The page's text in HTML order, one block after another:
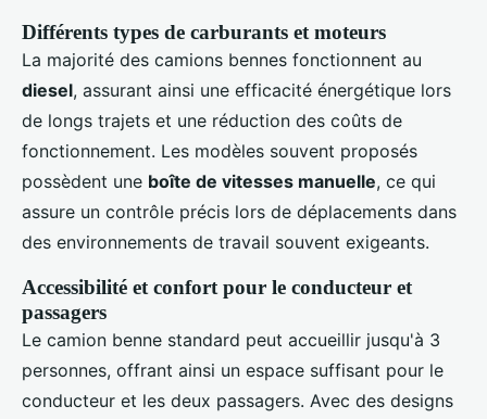
Différents types de carburants et moteurs
La majorité des camions bennes fonctionnent au
diesel, assurant ainsi une efficacité énergétique lors
de longs trajets et une réduction des coûts de
fonctionnement. Les modèles souvent proposés
possèdent une boîte de vitesses manuelle, ce qui
assure un contrôle précis lors de déplacements dans
des environnements de travail souvent exigeants.
Accessibilité et confort pour le conducteur et
passagers
Le camion benne standard peut accueillir jusqu'à 3
personnes, offrant ainsi un espace suffisant pour le
conducteur et les deux passagers. Avec des designs